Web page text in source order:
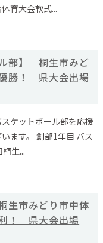
育大会軟式...
ル部】 桐生市みど
勝！ 県大会出場
ケットボール部を応援
ます。 創部1年目 バス
生...
生市みどり市中体
！ 県大会出場